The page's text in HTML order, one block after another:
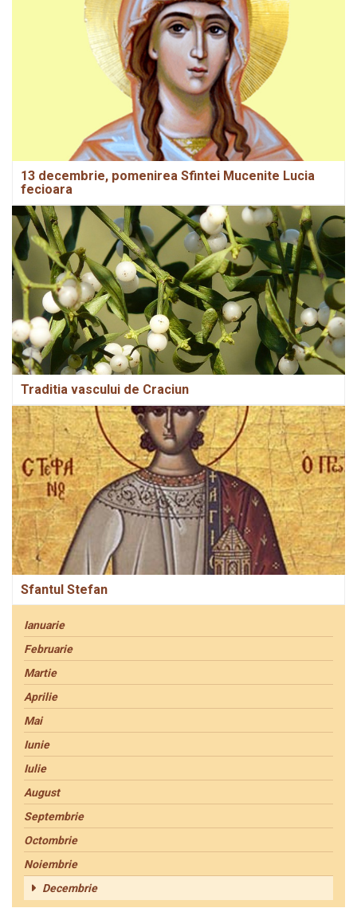
13 decembrie, pomenirea Sfintei Mucenite Lucia
fecioara
Traditia vascului de Craciun
Sfantul Stefan
Ianuarie
Februarie
Martie
Aprilie
Mai
Iunie
Iulie
August
Septembrie
Octombrie
Noiembrie
Decembrie